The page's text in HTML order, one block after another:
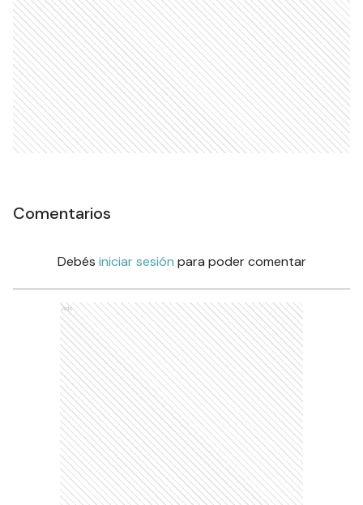
Comentarios
Debés iniciar sesión para poder comentar
Ads